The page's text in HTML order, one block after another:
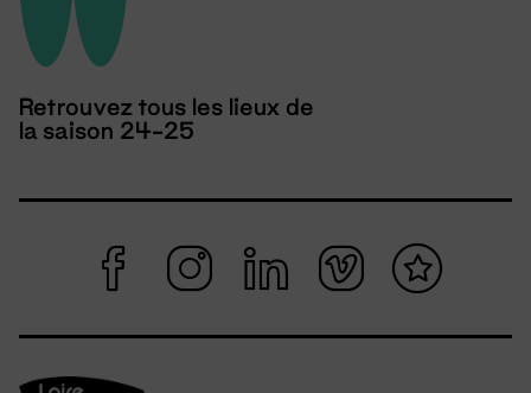
Retrouvez tous les lieux de
la saison 24-25